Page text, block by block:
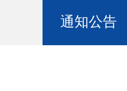
通知公告